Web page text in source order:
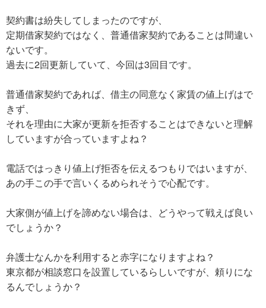
契約書は紛失してしまったのですが、
定期借家契約ではなく、普通借家契約であることは間違い
ないです。
過去に2回更新していて、今回は3回目です。
普通借家契約であれば、借主の同意なく家賃の値上げはで
きず、
それを理由に大家が更新を拒否することはできないと理解
していますが合っていますよね？
電話ではっきり値上げ拒否を伝えるつもりではいますが、
あの手この手で言いくるめられそうで心配です。
大家側が値上げを諦めない場合は、どうやって戦えば良い
でしょうか？
弁護士なんかを利用すると赤字になりますよね？
東京都が相談窓口を設置しているらしいですが、頼りにな
るんでしょうか？